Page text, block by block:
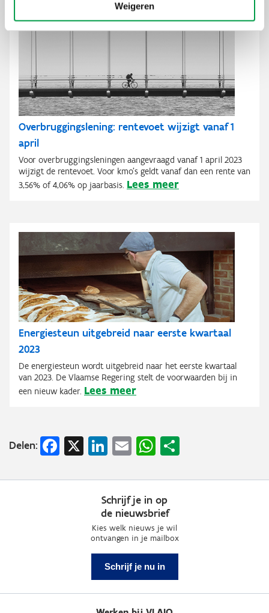
Weigeren
Overbruggingslening: rentevoet wijzigt vanaf 1
april
Voor overbruggingsleningen aangevraagd vanaf 1 april 2023
wijzigt de rentevoet. Voor kmo's geldt vanaf dan een rente van
3,56% of 4,06% op jaarbasis. Lees meer
Energiesteun uitgebreid naar eerste kwartaal
2023
De energiesteun wordt uitgebreid naar het eerste kwartaal
van 2023. De Vlaamse Regering stelt de voorwaarden bij in
een nieuw kader. Lees meer
Delen: Facebook
X LinkedIn
EmailWhatsApp
Schrijf je in op
de nieuwsbrief
Kies welk nieuws je wil
ontvangen in je mailbox
Schrijf je nu in